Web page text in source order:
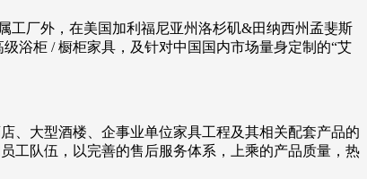
工厂外，在美国加利福尼亚州洛杉矶&田纳西州孟斐斯
浴柜 / 橱柜家具，及针对中国国内市场量身定制的“艾
、大型酒楼、企事业单位家具工程及其相关配套产品的
工队伍，以完善的售后服务体系，上乘的产品质量，热